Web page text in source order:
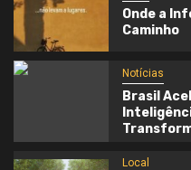
Onde a
Caminho
Notícias
Brasil
Local